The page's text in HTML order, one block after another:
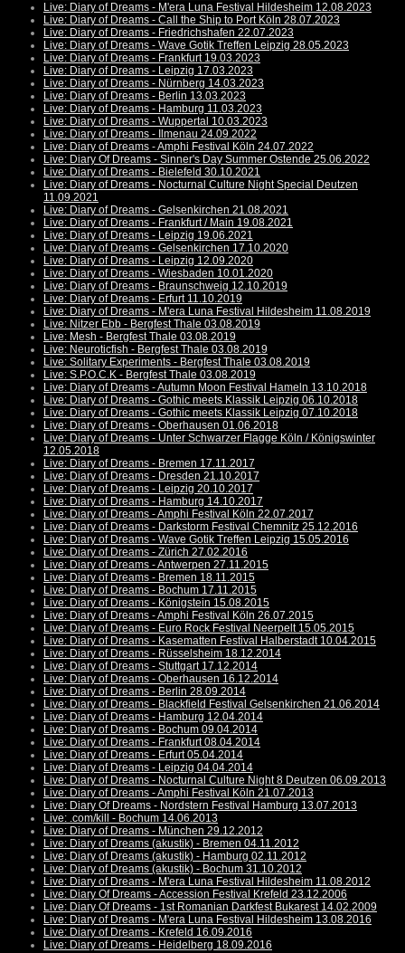
Live: Diary of Dreams - M'era Luna Festival Hildesheim 12.08.2023
Live: Diary of Dreams - Call the Ship to Port Köln 28.07.2023
Live: Diary of Dreams - Friedrichshafen 22.07.2023
Live: Diary of Dreams - Wave Gotik Treffen Leipzig 28.05.2023
Live: Diary of Dreams - Frankfurt 19.03.2023
Live: Diary of Dreams - Leipzig 17.03.2023
Live: Diary of Dreams - Nürnberg 14.03.2023
Live: Diary of Dreams - Berlin 13.03.2023
Live: Diary of Dreams - Hamburg 11.03.2023
Live: Diary of Dreams - Wuppertal 10.03.2023
Live: Diary of Dreams - Ilmenau 24.09.2022
Live: Diary of Dreams - Amphi Festival Köln 24.07.2022
Live: Diary Of Dreams - Sinner's Day Summer Ostende 25.06.2022
Live: Diary of Dreams - Bielefeld 30.10.2021
Live: Diary of Dreams - Nocturnal Culture Night Special Deutzen
11.09.2021
Live: Diary of Dreams - Gelsenkirchen 21.08.2021
Live: Diary of Dreams - Frankfurt / Main 19.08.2021
Live: Diary of Dreams - Leipzig 19.06.2021
Live: Diary of Dreams - Gelsenkirchen 17.10.2020
Live: Diary of Dreams - Leipzig 12.09.2020
Live: Diary of Dreams - Wiesbaden 10.01.2020
Live: Diary of Dreams - Braunschweig 12.10.2019
Live: Diary of Dreams - Erfurt 11.10.2019
Live: Diary of Dreams - M'era Luna Festival Hildesheim 11.08.2019
Live: Nitzer Ebb - Bergfest Thale 03.08.2019
Live: Mesh - Bergfest Thale 03.08.2019
Live: Neuroticfish - Bergfest Thale 03.08.2019
Live: Solitary Experiments - Bergfest Thale 03.08.2019
Live: S.P.O.C.K - Bergfest Thale 03.08.2019
Live: Diary of Dreams - Autumn Moon Festival Hameln 13.10.2018
Live: Diary of Dreams - Gothic meets Klassik Leipzig 06.10.2018
Live: Diary of Dreams - Gothic meets Klassik Leipzig 07.10.2018
Live: Diary of Dreams - Oberhausen 01.06.2018
Live: Diary of Dreams - Unter Schwarzer Flagge Köln / Königswinter
12.05.2018
Live: Diary of Dreams - Bremen 17.11.2017
Live: Diary of Dreams - Dresden 21.10.2017
Live: Diary of Dreams - Leipzig 20.10.2017
Live: Diary of Dreams - Hamburg 14.10.2017
Live: Diary of Dreams - Amphi Festival Köln 22.07.2017
Live: Diary of Dreams - Darkstorm Festival Chemnitz 25.12.2016
Live: Diary of Dreams - Wave Gotik Treffen Leipzig 15.05.2016
Live: Diary of Dreams - Zürich 27.02.2016
Live: Diary of Dreams - Antwerpen 27.11.2015
Live: Diary of Dreams - Bremen 18.11.2015
Live: Diary of Dreams - Bochum 17.11.2015
Live: Diary of Dreams - Königstein 15.08.2015
Live: Diary of Dreams - Amphi Festival Köln 26.07.2015
Live: Diary of Dreams - Euro Rock Festival Neerpelt 15.05.2015
Live: Diary of Dreams - Kasematten Festival Halberstadt 10.04.2015
Live: Diary of Dreams - Rüsselsheim 18.12.2014
Live: Diary of Dreams - Stuttgart 17.12.2014
Live: Diary of Dreams - Oberhausen 16.12.2014
Live: Diary of Dreams - Berlin 28.09.2014
Live: Diary of Dreams - Blackfield Festival Gelsenkirchen 21.06.2014
Live: Diary of Dreams - Hamburg 12.04.2014
Live: Diary of Dreams - Bochum 09.04.2014
Live: Diary of Dreams - Frankfurt 08.04.2014
Live: Diary of Dreams - Erfurt 05.04.2014
Live: Diary of Dreams - Leipzig 04.04.2014
Live: Diary of Dreams - Nocturnal Culture Night 8 Deutzen 06.09.2013
Live: Diary of Dreams - Amphi Festival Köln 21.07.2013
Live: Diary Of Dreams - Nordstern Festival Hamburg 13.07.2013
Live: .com/kill - Bochum 14.06.2013
Live: Diary of Dreams - München 29.12.2012
Live: Diary of Dreams (akustik) - Bremen 04.11.2012
Live: Diary of Dreams (akustik) - Hamburg 02.11.2012
Live: Diary of Dreams (akustik) - Bochum 31.10.2012
Live: Diary of Dreams - M'era Luna Festival Hildesheim 11.08.2012
Live: Diary Of Dreams - Accession Festival Krefeld 23.12.2006
Live: Diary Of Dreams - 1st Romanian Darkfest Bukarest 14.02.2009
Live: Diary of Dreams - M'era Luna Festival Hildesheim 13.08.2016
Live: Diary of Dreams - Krefeld 16.09.2016
Live: Diary of Dreams - Heidelberg 18.09.2016